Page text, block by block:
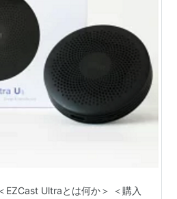
Ultraとは何か＞ ＜購入